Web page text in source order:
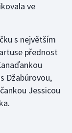
ve
s největším
přednost
Džabúrovou,
Jessicou